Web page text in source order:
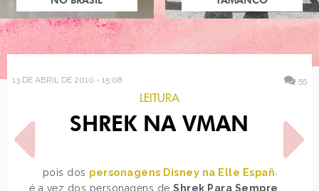
13 DE ABRIL DE 2010 - 15:08 55
LEITURA
SHREK NA VMAN
Depois dos personagens Disney na Elle España
é a vez dos personagens deShrek Para Sempre